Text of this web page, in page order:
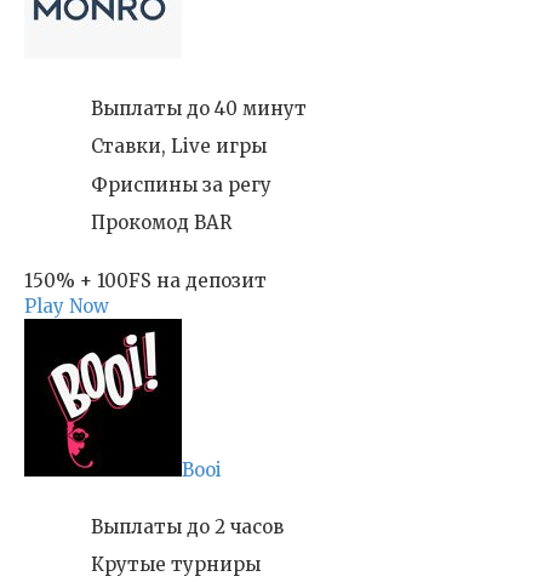
Выплаты до 40 минут
Ставки, Live игры
Фриспины за регу
Прокомод BAR
150% + 100FS на депозит
Play Now
Booi
Выплаты до 2 часов
Крутые турниры